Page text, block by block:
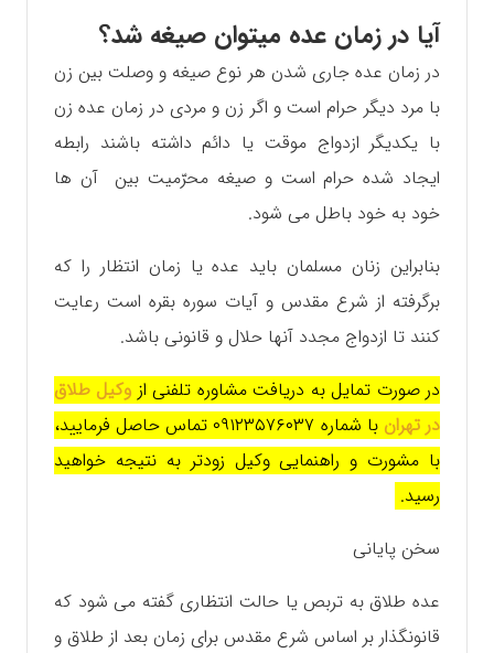
آیا در زمان عده میتوان صیغه شد؟
در زمان عده جاری شدن هر نوع صیغه و وصلت بین زن
با مرد دیگر حرام است و اگر زن و مردی در زمان عده زن
با یکدیگر ازدواج موقت یا دائم داشته باشند رابطه
ایجاد شده حرام است و صیغه محرّمیت بین آن ها
خود به خود باطل می شود.
بنابراین زنان مسلمان باید عده یا زمان انتظار را که
برگرفته از شرع مقدس و آیات سوره بقره است رعایت
کنند تا ازدواج مجدد آنها حلال و قانونی باشد.
در صورت تمایل به دریافت مشاوره تلفنی از وکیل طلاق
در تهران
با شماره ۰۹۱۲۳۵۷۶۰۳۷ تماس حاصل فرمایید،
با مشورت و راهنمایی وکیل زودتر به نتیجه خواهید
رسید.
سخن پایانی
عده طلاق به تربص یا حالت انتظاری گفته می شود که
قانونگذار بر اساس شرع مقدس برای زمان بعد از طلاق و